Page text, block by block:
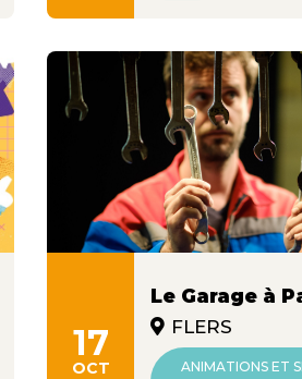
17
OCT
Le Garage à
FLERS
ANIMATIONS ET